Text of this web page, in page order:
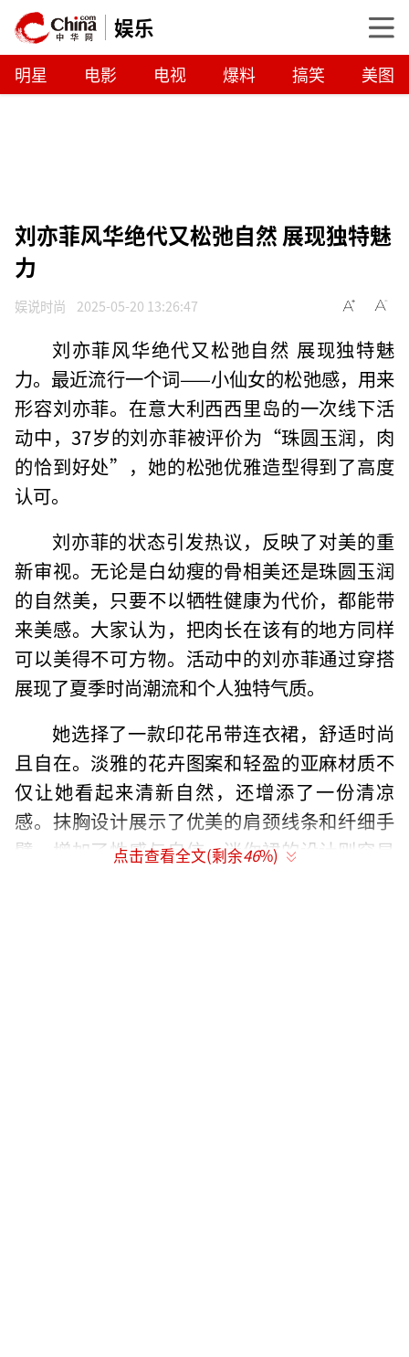
娱乐
明星 电影 电视 爆料 搞笑 美图
刘亦菲风华绝代又松弛自然 展现独特魅
力
娱说时尚 2025-05-20 13:26:47
刘亦菲风华绝代又松弛自然 展现独特魅
力。最近流行一个词——小仙女的松弛感，用来
形容刘亦菲。在意大利西西里岛的一次线下活
动中，37岁的刘亦菲被评价为“珠圆玉润，肉
的恰到好处”，她的松弛优雅造型得到了高度
认可。
刘亦菲的状态引发热议，反映了对美的重
新审视。无论是白幼瘦的骨相美还是珠圆玉润
的自然美，只要不以牺牲健康为代价，都能带
来美感。大家认为，把肉长在该有的地方同样
可以美得不可方物。活动中的刘亦菲通过穿搭
展现了夏季时尚潮流和个人独特气质。
她选择了一款印花吊带连衣裙，舒适时尚
且自在。淡雅的花卉图案和轻盈的亚麻材质不
仅让她看起来清新自然，还增添了一份清凉
感。抹胸设计展示了优美的肩颈线条和纤细手
臂，增加了性感与自信。迷你裙的设计则突显
点击查看全文(剩余46%)